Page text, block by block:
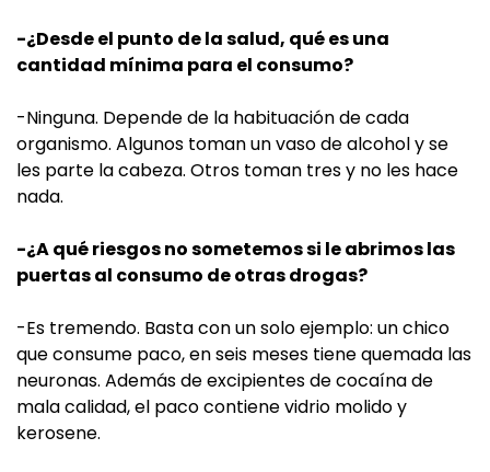
-¿Desde el punto de la salud, qué es una
cantidad mínima para el consumo?
-Ninguna. Depende de la habituación de cada
organismo. Algunos toman un vaso de alcohol y se
les parte la cabeza. Otros toman tres y no les hace
nada.
-¿A qué riesgos no sometemos si le abrimos las
puertas al consumo de otras drogas?
-Es tremendo. Basta con un solo ejemplo: un chico
que consume paco, en seis meses tiene quemada las
neuronas. Además de excipientes de cocaína de
mala calidad, el paco contiene vidrio molido y
kerosene.